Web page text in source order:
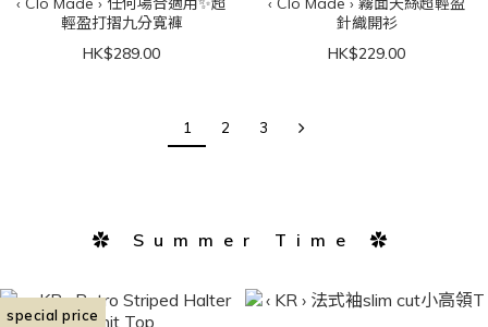
輕盈打摺九分寬褲
HK$289.00
針織開衫
HK$229.00
1 2 3
✿ Summer Time ✿
special price